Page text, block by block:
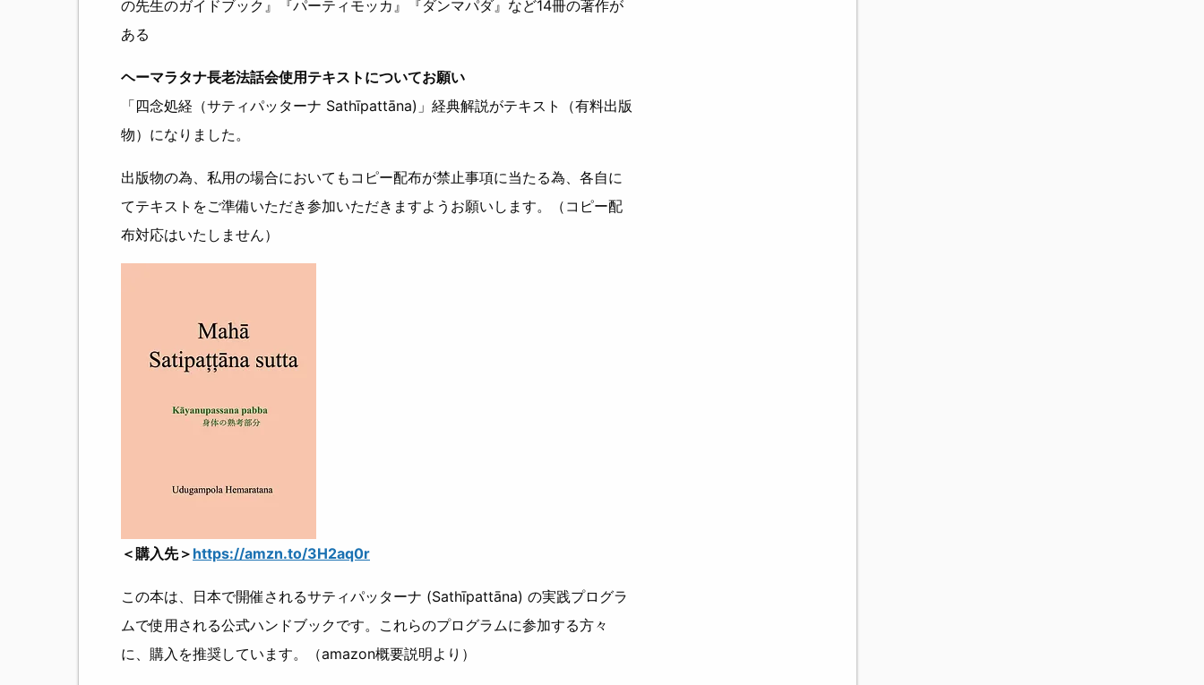
の先生のガイドブック』『パーティモッカ』『ダンマパダ』など14冊の著作が
ある
ヘーマラタナ長老法話会使用テキストについてお願い
「四念処経（サティパッターナ Sathīpattāna)」経典解説がテキスト（有料出版
物）になりました。
出版物の為、私用の場合においてもコピー配布が禁止事項に当たる為、各自に
てテキストをご準備いただき参加いただきますようお願いします。（コピー配
布対応はいたしません）
＜購入先＞ https://amzn.to/3H2aq0r
この本は、日本で開催されるサティパッターナ (Sathīpattāna) の実践プログラ
ムで使用される公式ハンドブックです。これらのプログラムに参加する方々
に、購入を推奨しています。（amazon概要説明より）